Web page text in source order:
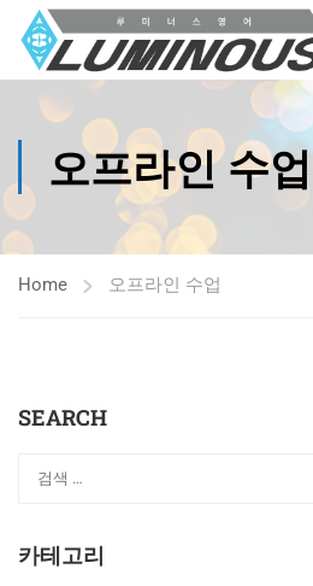
오프라인 수업
Home 오프라인 수업
SEARCH
카테고리